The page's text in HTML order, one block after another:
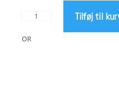
8Lien
3
Tilføj til
OR